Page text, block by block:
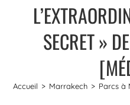
SECRET »
Accueil > Marrakech > Parcs à